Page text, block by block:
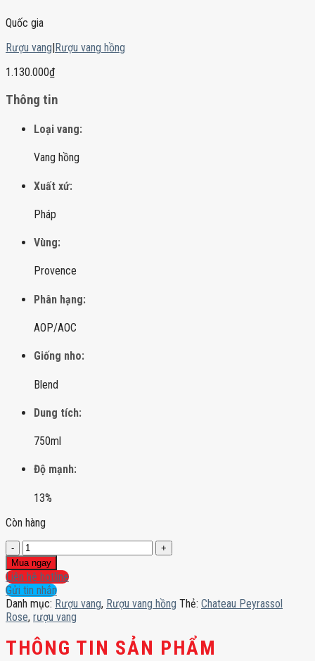
Quốc gia
Rượu vang|Rượu vang hồng
1.130.000₫
Thông tin
Loại vang:
Vang hồng
Xuất xứ:
Pháp
Vùng:
Provence
Phân hạng:
AOP/AOC
Giống nho:
Blend
Dung tích:
750ml
Độ mạnh:
13%
Còn hàng
Chateau
Peyrassol
Rose
số
lượng
Mua ngay
Liên hệ hotline
Gửi tin nhắn
Danh mục: Rượu vang, Rượu vang hồng Thẻ: Chateau Peyrassol
Rose, rượu vang
THÔNG TIN SẢN PHẨM